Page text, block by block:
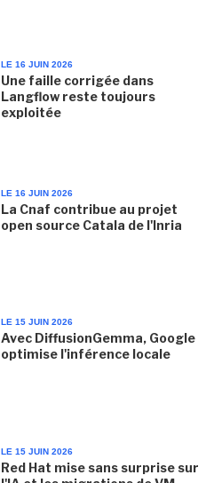
LE 16 JUIN 2026
Une faille corrigée dans
Langflow reste toujours
exploitée
LE 16 JUIN 2026
La Cnaf contribue au projet
open source Catala de l'Inria
LE 15 JUIN 2026
Avec DiffusionGemma, Google
optimise l'inférence locale
LE 15 JUIN 2026
Red Hat mise sans surprise sur